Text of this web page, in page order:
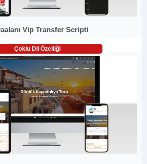
Vip Transfer Scripti
Çoklu Dil Özelliği